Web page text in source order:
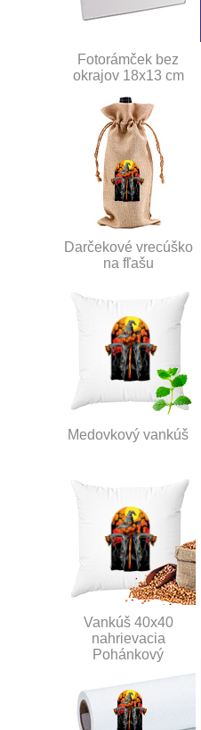
Fotorámček bez
okrajov 18x13 cm
Darčekové vrecúško
na fľašu
Medovkový vankúš
Vankúš 40x40
nahrievacia
Pohánkový